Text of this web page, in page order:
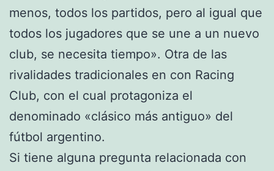
menos, todos los partidos, pero al igual que
todos los jugadores que se une a un nuevo
club, se necesita tiempo». Otra de las
rivalidades tradicionales en con Racing
Club, con el cual protagoniza el
denominado «clásico más antiguo» del
fútbol argentino.
Si tiene alguna pregunta relacionada con